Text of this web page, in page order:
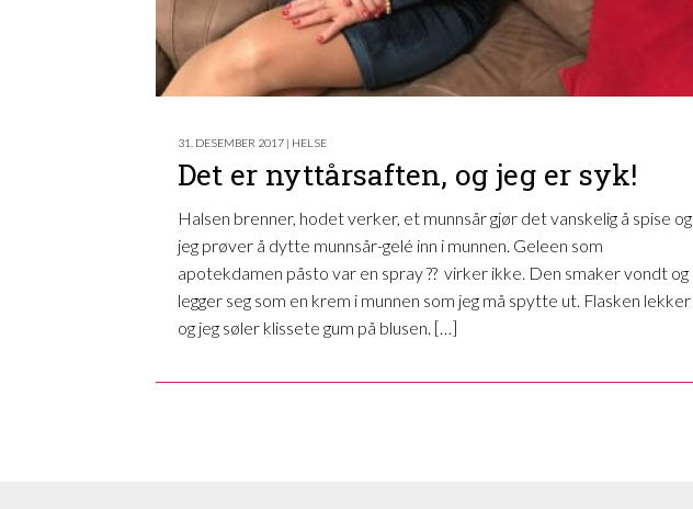
31. DESEMBER 2017 | HELSE
Det er nyttårsaften, og jeg er syk!
Halsen brenner, hodet verker, et munnsår gjør det vanskelig å spise og
jeg prøver å dytte munnsår-gelé inn i munnen. Geleen som
apotekdamen påsto var en spray ?? virker ikke. Den smaker vondt og
legger seg som en krem i munnen som jeg må spytte ut. Flasken lekker
og jeg søler klissete gum på blusen. […]